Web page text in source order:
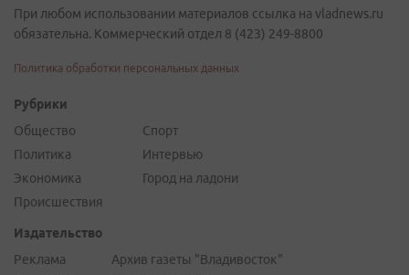
При любом использовании материалов ссылка на vladnews.ru
обязательна. Коммерческий отдел 8 (423) 249-8800
Политика обработки персональных данных
Рубрики
Общество
Политика
Экономика
Происшествия
Спорт
Интервью
Город на ладони
Издательство
Реклама
Архив газеты "Владивосток"